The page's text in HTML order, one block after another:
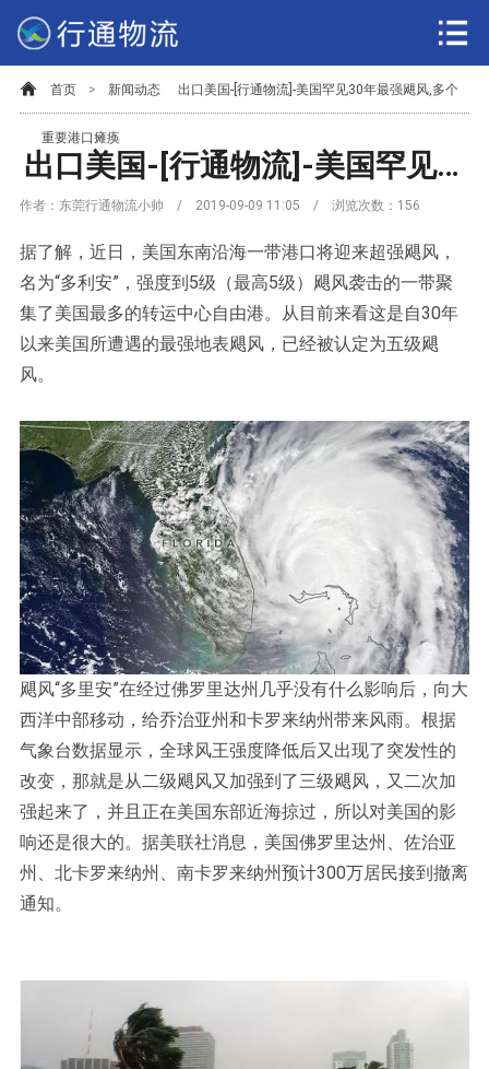
首页 > 新闻动态 出口美国-[行通物流]-美国罕见30年最强飓风,多个
重要港口瘫痪
出口美国-[行通物流]-美国罕见30年最强飓风,多个重要港口瘫痪
作者：东莞行通物流小帅 / 2019-09-09 11:05 / 浏览次数： 156
据了解，近日，美国东南沿海一带港口将迎来超强飓风，
名为“多利安”，强度到5级（最高5级）飓风袭击的一带聚
集了美国最多的转运中心自由港。从目前来看这是自30年
以来美国所遭遇的最强地表飓风，已经被认定为五级飓
风。
飓风“多里安”在经过佛罗里达州几乎没有什么影响后，向大
西洋中部移动，给乔治亚州和卡罗来纳州带来风雨。根据
气象台数据显示，全球风王强度降低后又出现了突发性的
改变，那就是从二级飓风又加强到了三级飓风，又二次加
强起来了，并且正在美国东部近海掠过，所以对美国的影
响还是很大的。据美联社消息，美国佛罗里达州、佐治亚
州、北卡罗来纳州、南卡罗来纳州预计300万居民接到撤离
通知。